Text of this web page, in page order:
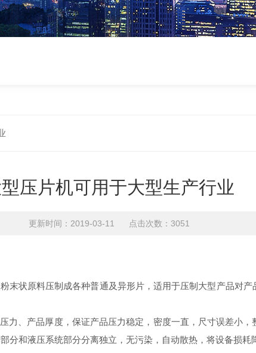
压片机可用于大型生产行业
更新时间：2019-03-11 点击次数：3051
末状原料压制成各种普通及异形片，适用于压制大型产品对
、产品厚度，保证产品压力稳定，密度一直，尺寸误差小
分和液压系统部分分离独立，无污染，自动散热，将设备损耗